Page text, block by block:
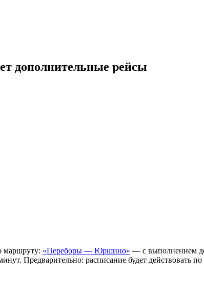
дополнительные рейсы
маршруту: «Переборы — Юршино» — с выполнением
Предварительно: расписание будет действовать